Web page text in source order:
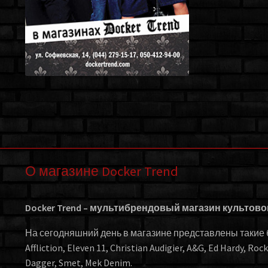
О магазине Docker Trend
Docker Trend – мультибрендовый магазин
На сегодняшний день в магазине представлены такие
Affliction, Eleven 11, Christian Audigier, A&G, Ed Hardy,
Dagger, Smet, Mek Denim.